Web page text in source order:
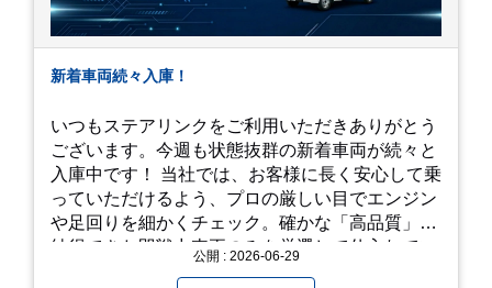
新着車両続々入庫！
いつもステアリンクをご利用いただきありがとう
ございます。今週も状態抜群の新着車両が続々と
入庫中です！ 当社では、お客様に長く安心して乗
っていただけるよう、プロの厳しい目でエンジン
や足回りを細かくチェック。確かな「高品質」と
納得できた即戦力車両のみを厳選して仕入れてい
公開 : 2026-06-29